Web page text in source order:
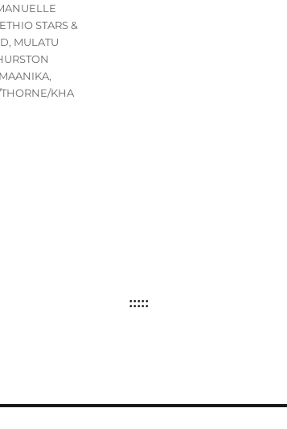
:::::
ETHIO STARS &
, MULATU
,
KHA